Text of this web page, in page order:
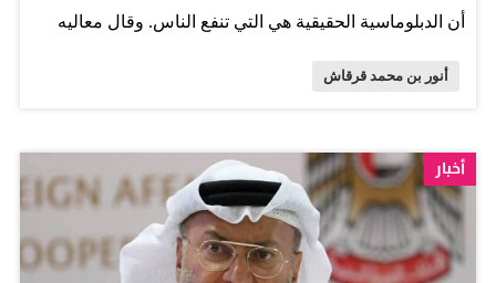
أن الدبلوماسية الحقيقية هي التي تنفع الناس. وقال معاليه
الإماراتي اليوم في صدارة جوازات العالم قوةً ومكانة، مانحاً
المواطن حرية تنقّل غير مسبوقة دون تأشيرات. الدبلوماسية
الحقيقية هي التي تنفع الناس".
أنور بن محمد قرقاش
أخبار